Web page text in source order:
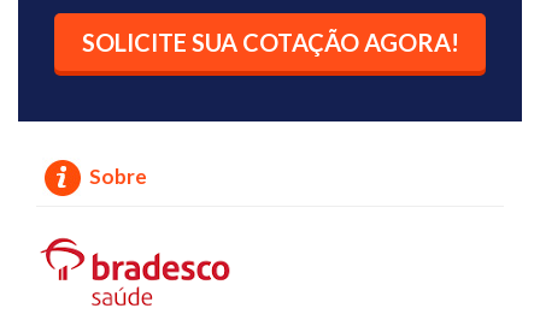
SOLICITE SUA COTAÇÃO AGORA!
Sobre